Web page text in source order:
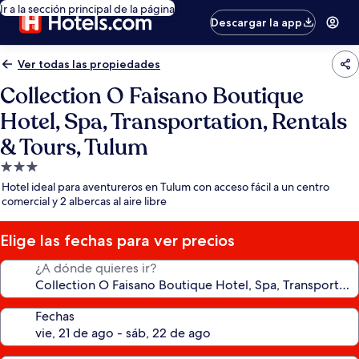
Ir a la sección principal de la página
Descargar la app
Ver todas las propiedades
Collection O Faisano Boutique
Hotel, Spa, Transportation, Rentals
& Tours, Tulum
Propiedad
de
3.0
estrellas
Hotel ideal para aventureros en Tulum con acceso fácil a un centro
comercial y 2 albercas al aire libre
Elige las fechas para ver precios
¿A dónde quieres ir?
Fechas